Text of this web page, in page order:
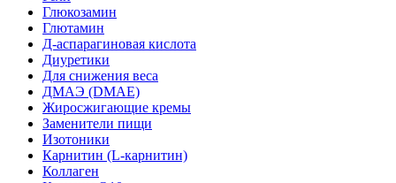
Глюкозамин
Глютамин
Д-аспарагиновая кислота
Диуретики
Для снижения веса
ДМАЭ (DMAE)
Жиросжигающие кремы
Заменители пищи
Изотоники
Карнитин (L-карнитин)
Коллаген